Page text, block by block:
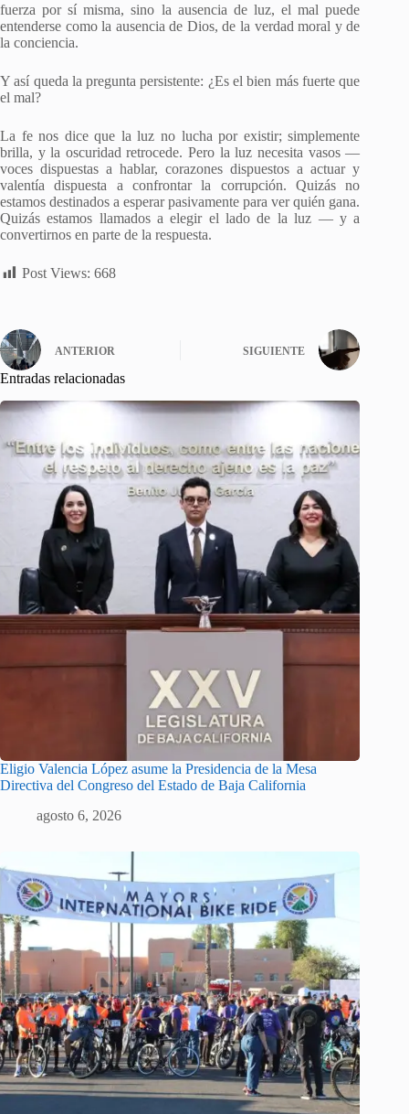
fuerza por sí misma, sino la ausencia de luz, el mal puede
entenderse como la ausencia de Dios, de la verdad moral y de
la conciencia.
Y así queda la pregunta persistente: ¿Es el bien más fuerte que
el mal?
La fe nos dice que la luz no lucha por existir; simplemente
brilla, y la oscuridad retrocede. Pero la luz necesita vasos —
voces dispuestas a hablar, corazones dispuestos a actuar y
valentía dispuesta a confrontar la corrupción. Quizás no
estamos destinados a esperar pasivamente para ver quién gana.
Quizás estamos llamados a elegir el lado de la luz — y a
convertirnos en parte de la respuesta.
Post Views: 668
ANTERIOR SIGUIENTE
Entradas relacionadas
Eligio Valencia López asume la Presidencia de la Mesa
Directiva del Congreso del Estado de Baja California
agosto 6, 2026